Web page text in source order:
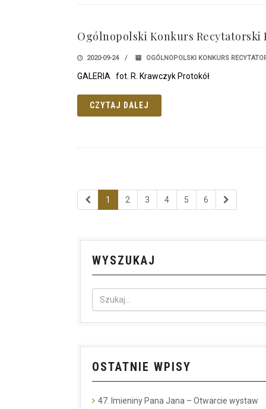
Ogólnopolski Konkurs Recytatorski
2020-09-24 OGÓLNOPOLSKI KONKURS
GALERIA fot. R. Krawczyk Protokół
CZYTAJ DALEJ
1 2 3 4 5 6
WYSZUKAJ
OSTATNIE WPISY
47. Imieniny Pana Jana – Otwarcie wystaw